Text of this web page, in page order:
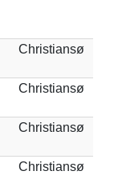
Christiansø
Christiansø
Christiansø
Christiansø